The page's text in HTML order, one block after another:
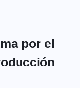
por el